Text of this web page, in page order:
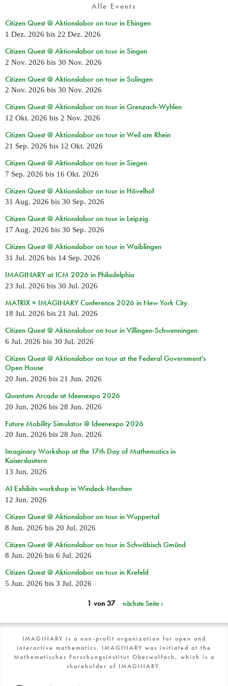
Alle Events
Citizen Quest @ Aktionslabor on tour in Ehingen
1 Dez. 2026 bis 22 Dez. 2026
Citizen Quest @ Aktionslabor on tour in Singen
2 Nov. 2026 bis 30 Nov. 2026
Citizen Quest @ Aktionslabor on tour in Solingen
2 Nov. 2026 bis 30 Nov. 2026
Citizen Quest @ Aktionslabor on tour in Grenzach-Wyhlen
12 Okt. 2026 bis 2 Nov. 2026
Citizen Quest @ Aktionslabor on tour in Weil am Rhein
21 Sep. 2026 bis 12 Okt. 2026
Citizen Quest @ Aktionslabor on tour in Siegen
7 Sep. 2026 bis 16 Okt. 2026
Citizen Quest @ Aktionslabor on tour in Hövelhof
31 Aug. 2026 bis 30 Sep. 2026
Citizen Quest @ Aktionslabor on tour in Leipzig
17 Aug. 2026 bis 30 Sep. 2026
Citizen Quest @ Aktionslabor on tour in Waiblingen
31 Jul. 2026 bis 14 Sep. 2026
IMAGINARY at ICM 2026 in Philadelphia
23 Jul. 2026 bis 30 Jul. 2026
MATRIX × IMAGINARY Conference 2026 in New York City
18 Jul. 2026 bis 21 Jul. 2026
Citizen Quest @ Aktionslabor on tour in Villingen-Schwenningen
6 Jul. 2026 bis 30 Jul. 2026
Citizen Quest @ Aktionslabor on tour at the Federal Government's
Open House
20 Jun. 2026 bis 21 Jun. 2026
Quantum Arcade at Ideenexpo 2026
20 Jun. 2026 bis 28 Jun. 2026
Future Mobility Simulator @ Ideenexpo 2026
20 Jun. 2026 bis 28 Jun. 2026
Imaginary Workshop at the 17th Day of Mathematics in
Kaiserslautern
13 Jun. 2026
AI Exhibits workshop in Windeck-Herchen
12 Jun. 2026
Citizen Quest @ Aktionslabor on tour in Wuppertal
8 Jun. 2026 bis 20 Jul. 2026
Citizen Quest @ Aktionslabor on tour in Schwäbisch Gmünd
8 Jun. 2026 bis 6 Jul. 2026
Citizen Quest @ Aktionslabor on tour in Krefeld
5 Jun. 2026 bis 3 Jul. 2026
1 von 37 nächste Seite ›
IMAGINARY is a non-profit organization for open and
interactive mathematics. IMAGINARY was initiated at the
Mathematisches Forschungsinstitut Oberwolfach, which is a
shareholder of IMAGINARY.